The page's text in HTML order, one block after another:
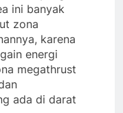
ini banyak
zona
karena
energi
megathrust
ada di darat